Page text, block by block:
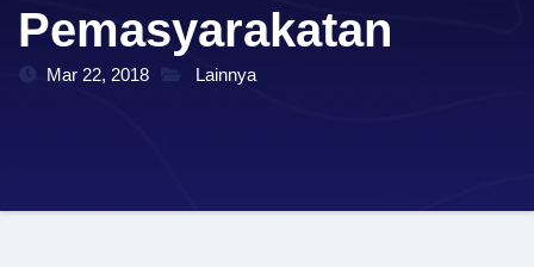
Pemasyarakatan
Mar 22, 2018 Lainnya